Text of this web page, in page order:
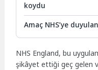
koydu
Amaç NHS’ye
NHS England, bu
şikâyet ettiği geç gelen